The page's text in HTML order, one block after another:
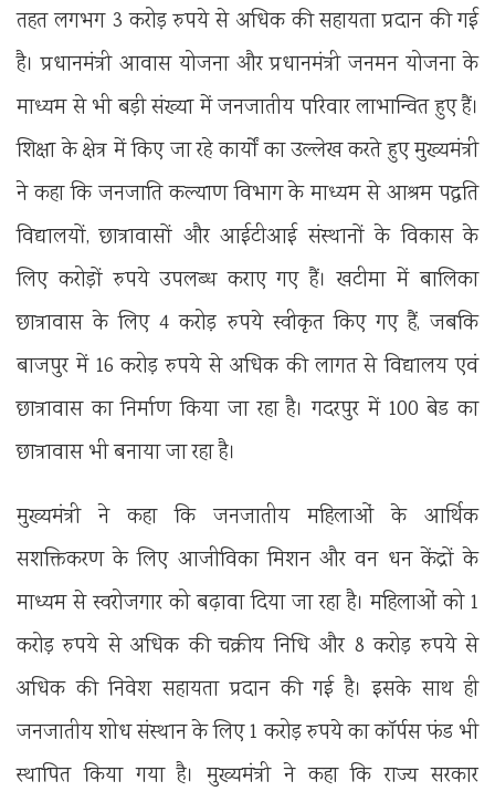
तहत लगभग 3 करोड़ रुपये से अधिक की सहायता प्रदान की गई
है। प्रधानमंत्री आवास योजना और प्रधानमंत्री जनमन योजना के
माध्यम से भी बड़ी संख्या में जनजातीय परिवार लाभान्वित हुए हैं।
शिक्षा के क्षेत्र में किए जा रहे कार्यों का उल्लेख करते हुए मुख्यमंत्री
ने कहा कि जनजाति कल्याण विभाग के माध्यम से आश्रम पद्धति
विद्यालयों, छात्रावासों और आईटीआई संस्थानों के विकास के
लिए करोड़ों रुपये उपलब्ध कराए गए हैं। खटीमा में बालिका
छात्रावास के लिए 4 करोड़ रुपये स्वीकृत किए गए हैं, जबकि
बाजपुर में 16 करोड़ रुपये से अधिक की लागत से विद्यालय एवं
छात्रावास का निर्माण किया जा रहा है। गदरपुर में 100 बेड का
छात्रावास भी बनाया जा रहा है।
मुख्यमंत्री ने कहा कि जनजातीय महिलाओं के आर्थिक
सशक्तिकरण के लिए आजीविका मिशन और वन धन केंद्रों के
माध्यम से स्वरोजगार को बढ़ावा दिया जा रहा है। महिलाओं को 1
करोड़ रुपये से अधिक की चक्रीय निधि और 8 करोड़ रुपये से
अधिक की निवेश सहायता प्रदान की गई है। इसके साथ ही
जनजातीय शोध संस्थान के लिए 1 करोड़ रुपये का कॉर्पस फंड भी
स्थापित किया गया है। मुख्यमंत्री ने कहा कि राज्य सरकार